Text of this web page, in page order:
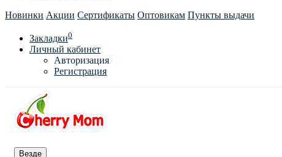
Новинки Акции Сертификаты Оптовикам Пункты выдачи
Закладки0
Личный кабинет
Авторизация
Регистрация
Везде